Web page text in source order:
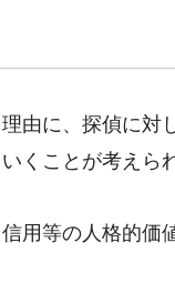
由に、探偵に対
くことが考えら
用等の人格的価